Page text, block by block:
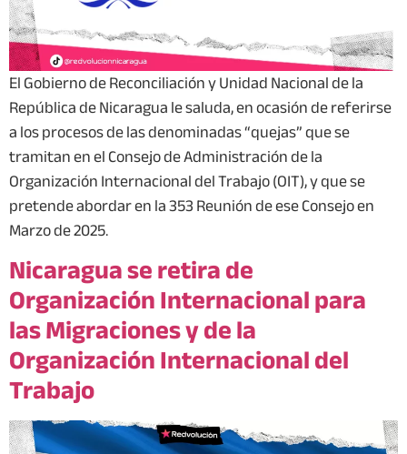
El Gobierno de Reconciliación y Unidad Nacional de la
República de Nicaragua le saluda, en ocasión de referirse
a los procesos de las denominadas “quejas” que se
tramitan en el Consejo de Administración de la
Organización Internacional del Trabajo (OIT), y que se
pretende abordar en la 353 Reunión de ese Consejo en
Marzo de 2025.
Nicaragua se retira de
Organización Internacional para
las Migraciones y de la
Organización Internacional del
Trabajo